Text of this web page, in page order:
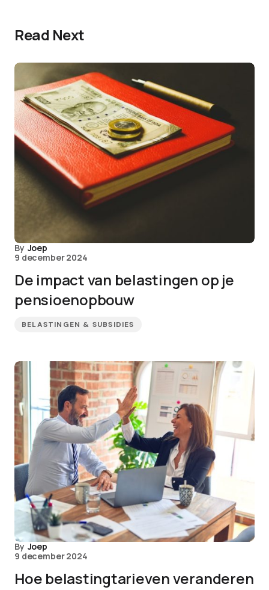
Read Next
By Joep
9 december 2024
De impact van belastingen op je
pensioenopbouw
BELASTINGEN & SUBSIDIES
By Joep
9 december 2024
Hoe belastingtarieven veranderen